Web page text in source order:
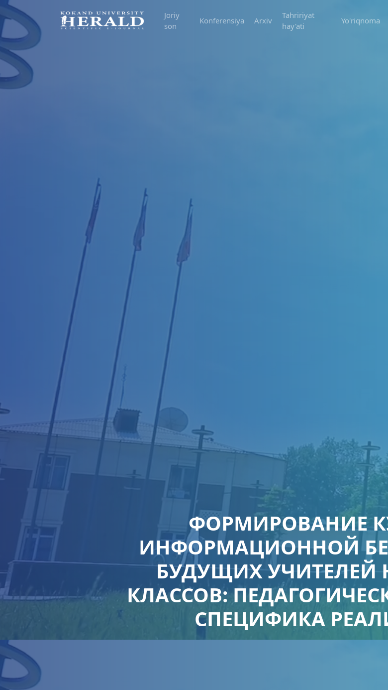
Joriy
son
Konferensiya Arxiv
Tahririyat
hay'ati
Yo'riqnoma
ФОРМИРОВАНИЕ
ИНФОРМАЦИОННОЙ
БУДУЩИХ УЧИТЕЛЕЙ
КЛАССОВ:
СПЕЦИФИКА